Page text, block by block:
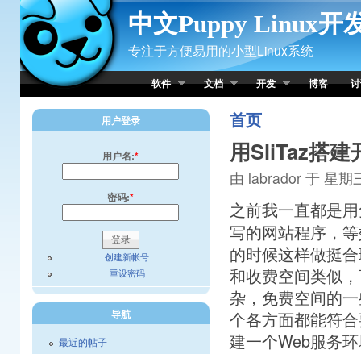
Skip to Content
中文Puppy Linux开
专注于方便易用的小型Linux系统
软件 文档 开发 博客
首页
用SliTaz搭建
由 labrador 于 星期
之前我一直都是
写的网站程序，
的时候这样做挺
和收费空间类似
杂，免费空间的
个各方面都能符
建一个Web服务
用户登录
用户名:*
密码:*
创建新帐号
重设密码
导航
最近的帖子